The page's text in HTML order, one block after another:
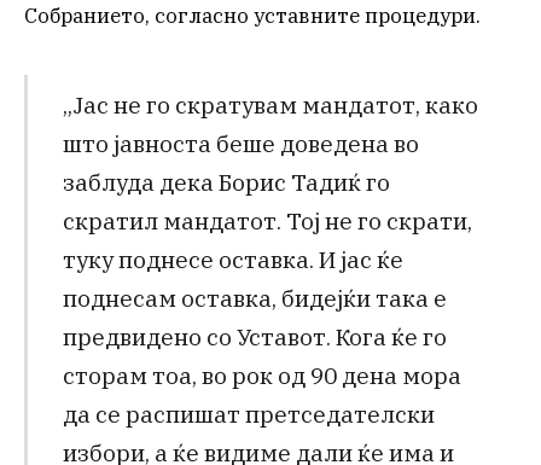
Собранието, согласно уставните процедури.
„Јас не го скратувам мандатот, како
што јавноста беше доведена во
заблуда дека Борис Тадиќ го
скратил мандатот. Тој не го скрати,
туку поднесе оставка. И јас ќе
поднесам оставка, бидејќи така е
предвидено со Уставот. Кога ќе го
сторам тоа, во рок од 90 дена мора
да се распишат претседателски
избори, а ќе видиме дали ќе има и